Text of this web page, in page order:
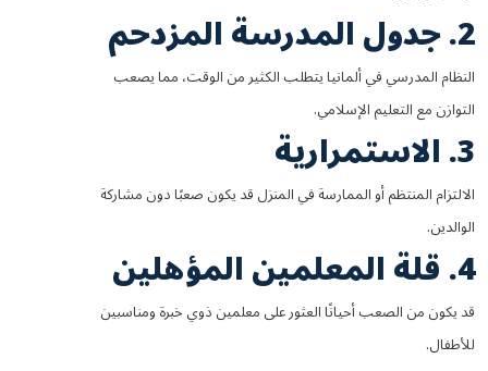
2. جدول المدرسة المزدحم
النظام المدرسي في ألمانيا يتطلب الكثير من الوقت، مما يصعب
التوازن مع التعليم الإسلامي.
3. الاستمرارية
الالتزام المنتظم أو الممارسة في المنزل قد يكون صعبًا دون مشاركة
الوالدين.
4. قلة المعلمين المؤهلين
قد يكون من الصعب أحيانًا العثور على معلمين ذوي خبرة ومناسبين
للأطفال.